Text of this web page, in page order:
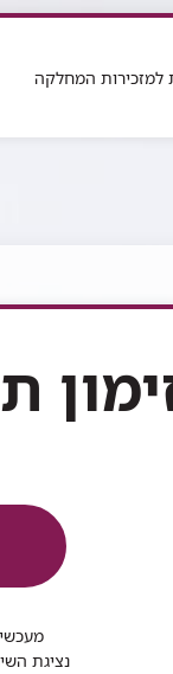
למזכירות המחלקה
נציגת